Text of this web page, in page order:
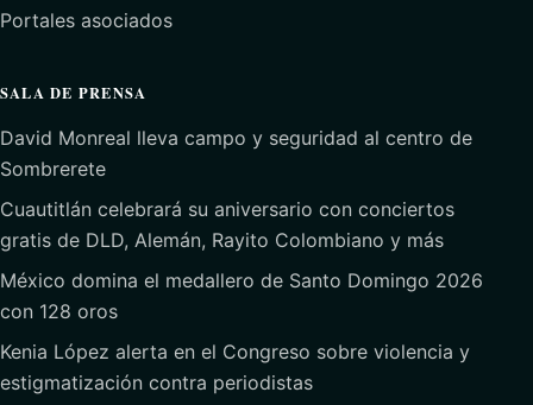
Portales asociados
SALA DE PRENSA
David Monreal lleva campo y seguridad al centro de
Sombrerete
Cuautitlán celebrará su aniversario con conciertos
gratis de DLD, Alemán, Rayito Colombiano y más
México domina el medallero de Santo Domingo 2026
con 128 oros
Kenia López alerta en el Congreso sobre violencia y
estigmatización contra periodistas